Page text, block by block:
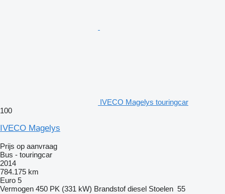
IVECO Magelys touringcar
100
IVECO Magelys
Prijs op aanvraag
Bus - touringcar
2014
784.175 km
Euro 5
Vermogen 450 PK (331 kW) Brandstof diesel Stoelen 55